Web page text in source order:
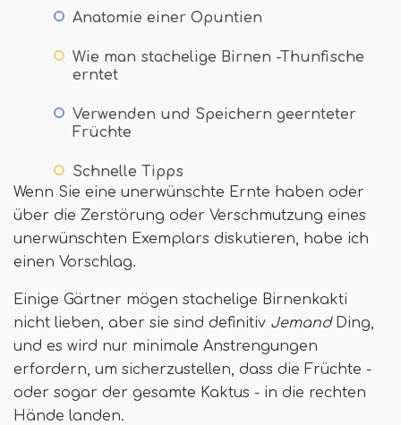
Anatomie einer Opuntien
Wie man stachelige Birnen -Thunfische
erntet
Verwenden und Speichern geernteter
Früchte
Schnelle Tipps
Wenn Sie eine unerwünschte Ernte haben oder
über die Zerstörung oder Verschmutzung eines
unerwünschten Exemplars diskutieren, habe ich
einen Vorschlag.
Einige Gärtner mögen stachelige Birnenkakti
nicht lieben, aber sie sind definitiv JemandDing,
und es wird nur minimale Anstrengungen
erfordern, um sicherzustellen, dass die Früchte -
oder sogar der gesamte Kaktus - in die rechten
Hände landen.